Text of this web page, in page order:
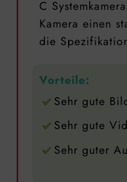
C
Kamera einen
die
Vorteile:
Sehr gute
Sehr gute
Sehr guter